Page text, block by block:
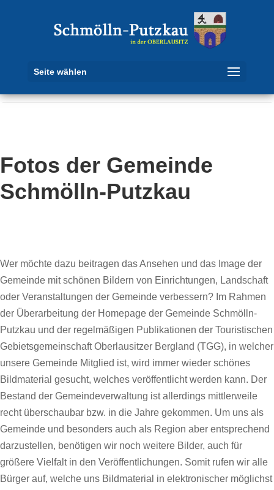
Seite wählen
Fotos der Gemeinde
Schmölln-Putzkau
Wer möchte dazu beitragen das Ansehen und das Image der
Gemeinde mit schönen Bildern von Einrichtungen, Landschaft
oder Veranstaltungen der Gemeinde verbessern? Im Rahmen
der Überarbeitung der Homepage der Gemeinde Schmölln-
Putzkau und der regelmäßigen Publikationen der Touristischen
Gebietsgemeinschaft Oberlausitzer Bergland (TGG), in welcher
unsere Gemeinde Mitglied ist, wird immer wieder schönes
Bildmaterial gesucht, welches veröffentlicht werden kann. Der
Bestand der Gemeindeverwaltung ist allerdings mittlerweile
recht überschaubar bzw. in die Jahre gekommen. Um uns als
Gemeinde und besonders auch als Region aber entsprechend
darzustellen, benötigen wir noch weitere Bilder, auch für
größere Vielfalt in den Veröffentlichungen. Somit rufen wir alle
Bürger auf, welche uns Bildmaterial in elektronischer möglichst